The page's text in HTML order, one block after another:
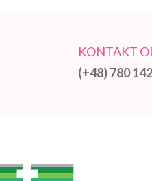
KONTAKT
(+48) 780